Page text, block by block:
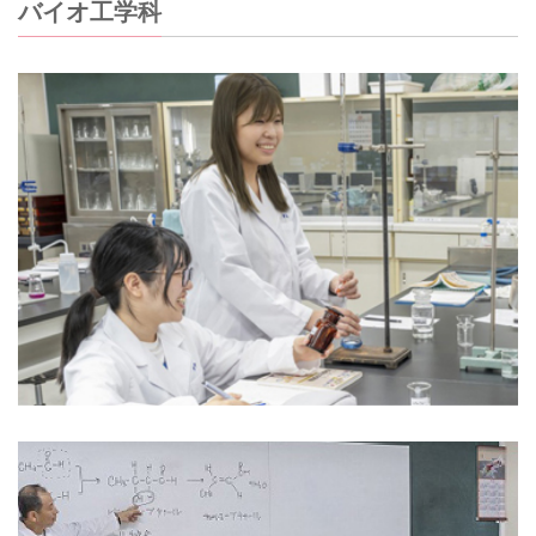
バイオ工学科